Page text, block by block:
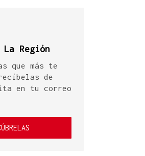
Región
que más te
de
en tu correo